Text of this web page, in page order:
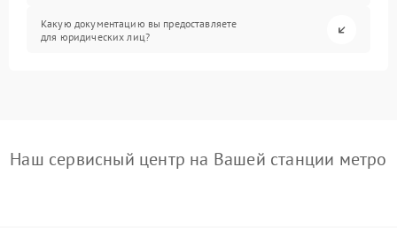
Какую документацию вы предоставляете
для юридических лиц?
Наш сервисный центр на Вашей станции метро